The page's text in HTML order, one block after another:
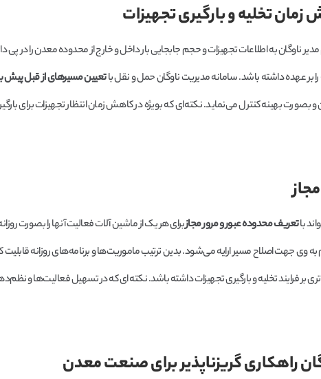
تخلیه و بارگیری تجهیزات
ناوگان به اطلاعات تجهیزات و حجم جابجایی بار داخل و خارج از محدوده معدن را در پی
بر عهده داشته باشد. سامانه مدیریت ناوگان حمل و نقل باتعیین مسیرهای از قبل پیش
بهینه کنترل می‌نماید. نکته‌ای که بویژه در کاهش زمان انتظار تجهیزات برای
باتعریف محدوده عبور و مرور مجازبرای هر یک از ماشین آلات فعالیت آنها را بصورت
به وی جهت اصلاح مسیر ارایه می‌شود. بدین ترتیب ماموریت‌ها و برنامه‌های روزانه
بر فرایند تخلیه و بارگیری تجهیزات داشته باشد. نکته ای که در تسهیل فعالیت‌ها و
راهکاری گریزناپذیر برای صنعت معدن